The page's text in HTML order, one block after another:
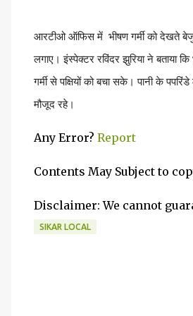
आरटीओ ऑफिस में भीषण गर्मी को देखते
लगाए। इंस्पेक्टर रविंदर झुरिया ने बताया
गर्मी से पक्षियों को बचा सके। पानी के
मौजूद रहे।
Any Error? Report
Contents May Subject to
Disclaimer: We cannot
SIKAR LOCAL